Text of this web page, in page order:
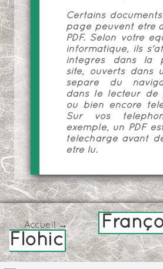
Certains
page peuvent être
PDF. Selon votre
informatique, ils
intégrés dans la
site, ouverts dans
séparé du
dans le lecteur de
ou bien encore
Sur vos
exemple, un PDF
téléchargé avant
être lu.
Accueil→
Flohic